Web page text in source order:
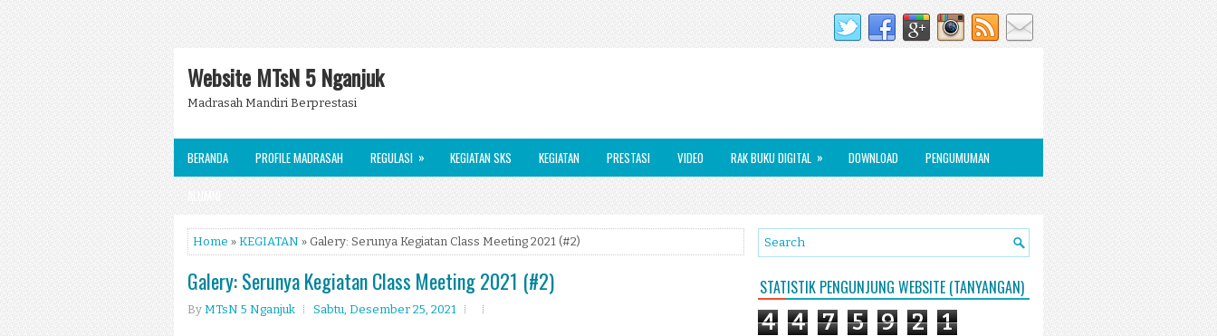
Website MTsN 5 Nganjuk
Madrasah Mandiri Berprestasi
BERANDA PROFILE MADRASAH REGULASI » KEGIATAN SKS KEGIATAN PRESTASI VIDEO RAK BUKU DIGITAL » DOWNLOAD PENGUMUMAN
ALUMNI
Home » KEGIATAN » Galery: Serunya Kegiatan Class Meeting 2021 (#2)
Galery: Serunya Kegiatan Class Meeting 2021 (#2)
By MTsN 5 Nganjuk Sabtu, Desember 25, 2021
STATISTIK PENGUNJUNG WEBSITE (TANYANGAN)
4 4 7 5 9 2 1